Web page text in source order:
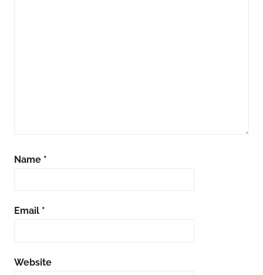
Name *
Email *
Website